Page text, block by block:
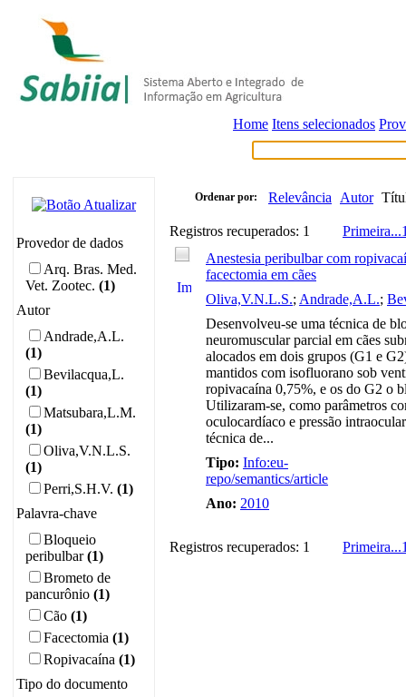
Home Itens selecionados
Provedor de dados
Arq. Bras. Med.
Vet. Zootec. (1)
Autor
Andrade,A.L.
(1)
Bevilacqua,L.
(1)
Matsubara,L.M.
(1)
Oliva,V.N.L.S.
(1)
Perri,S.H.V. (1)
Palavra-chave
Bloqueio
peribulbar(1)
Brometo de
pancurônio (1)
Cão (1)
Facectomia (1)
Ropivacaína (1)
Tipo do documento
Ordenar por: Relevância Autor
Registros recuperados: 1 Primeira...
Anestesia peribulbar com
facectomia em cães
Oliva,V.N.L.S.; Andrade,A.L.;
Desenvolveu-se uma técnica de
neuromuscular parcial em cães
alocados em dois grupos (G1 e
mantidos com isofluorano sob
ropivacaína 0,75%, e os do G2 o
Utilizaram-se, como parâmetros
oculocardíaco e pressão
técnica de...
Tipo: Info:eu-
repo/semantics/article
Ano: 2010
Registros recuperados: 1 Primeira...